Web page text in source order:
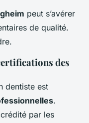
peut s’avérer
de qualité.
des
dentiste est
.
par les